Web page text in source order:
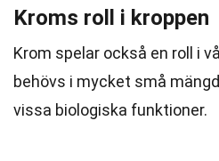
Kroms roll i kroppen
Krom spelar också en roll i
behövs i mycket små
vissa biologiska funktioner.